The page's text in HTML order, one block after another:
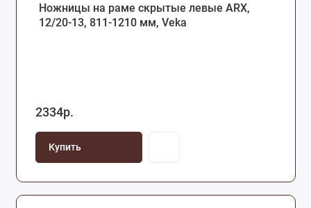
Ножницы на раме скрытые левые ARX,
12/20-13, 811-1210 мм, Veka
2334р.
Купить